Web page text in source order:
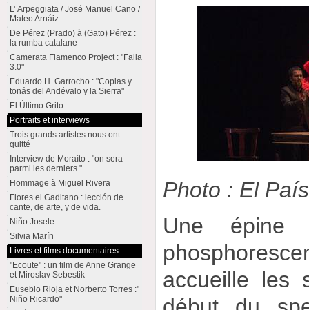
Photo : El País
Une épine
accueille les
L’ Arpeggiata / José Manuel Cano /
Mateo Arnáiz
De Pérez (Prado) à (Gato) Pérez :
la rumba catalane
Camerata Flamenco Project : "Falla
3.0"
Eduardo H. Garrocho : "Coplas y
tonás del Andévalo y la Sierra"
El Último Grito
Portraits et interviews
Trois grands artistes nous ont
quitté
Interview de Moraíto : "on sera
parmi les derniers."
Hommage à Miguel Rivera
Flores el Gaditano : lección de
cante, de arte, y de vida.
Niño Josele
Silvia Marín
Livres et films documentaires
"Ecoute" : un film de Anne Grange
et Miroslav Sebestik
Eusebio Rioja et Norberto Torres :"
Niño Ricardo"